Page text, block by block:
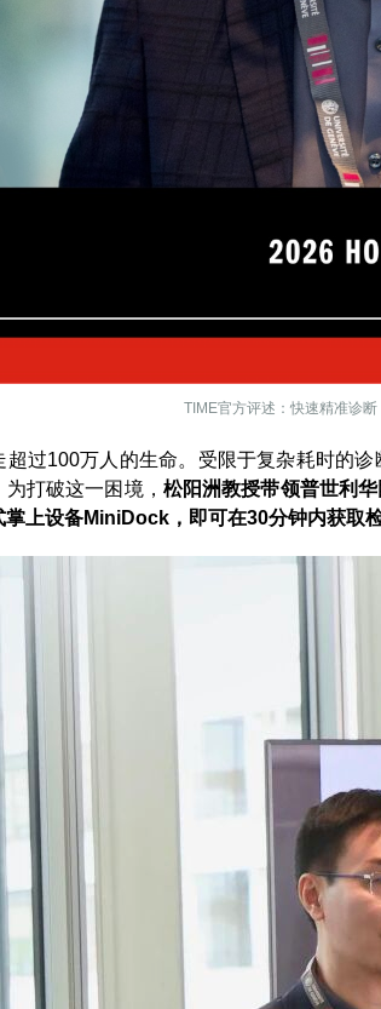
TIME官方评述：快速精准诊
超过100万人的生命。受限于复杂耗时的
打破这一困境， 松阳洲教授带领普世利
上设备MiniDock，即可在30分钟内获取检